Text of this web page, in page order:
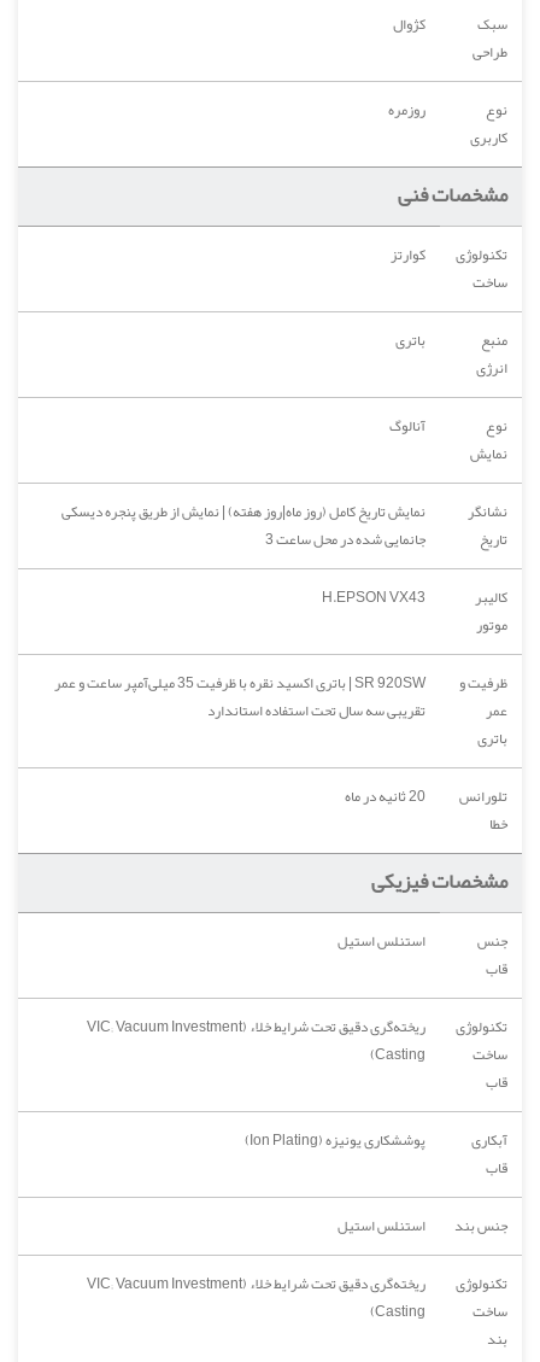
سبک
طراحی
کژوال
نوع
کاربری
روزمره
مشخصات فنی
تکنولوژی
ساخت
کوارتز
منبع
انرژی
باتری
نوع
نمایش
آنالوگ
نشانگر
تاریخ
نمایش تاریخ کامل (روز ماه|روز هفته) | نمایش از طریق پنجره دیسکی
جانمایی شده در محل ساعت 3
کالیبر
موتور
H.EPSON VX43
ظرفیت و
عمر
باتری
SR 920SW | باتری اکسید نقره با ظرفیت 35 میلی‌آمپر ساعت و عمر
تقریبی سه سال تحت استفاده استاندارد
تلورانس
خطا
20 ثانیه در ماه
مشخصات فیزیکی
جنس
قاب
استنلس استیل
تکنولوژی
ساخت
قاب
ریخته‌گری دقیق تحت شرایط خلاء (VIC; Vacuum Investment
Casting)
آبکاری
قاب
پوششکاری یونیزه (Ion Plating)
جنس بند
استنلس استیل
تکنولوژی
ساخت
بند
ریخته‌گری دقیق تحت شرایط خلاء (VIC; Vacuum Investment
Casting)